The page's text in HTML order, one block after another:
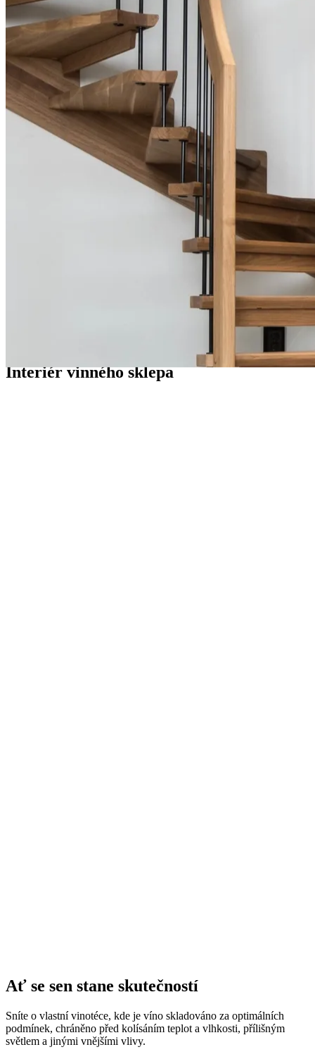
Interiér vinného sklepa
Ať se sen stane skutečností
Sníte o vlastní vinotéce, kde je víno skladováno za optimálních
podmínek, chráněno před kolísáním teplot a vlhkosti, přílišným
světlem a jinými vnějšími vlivy.